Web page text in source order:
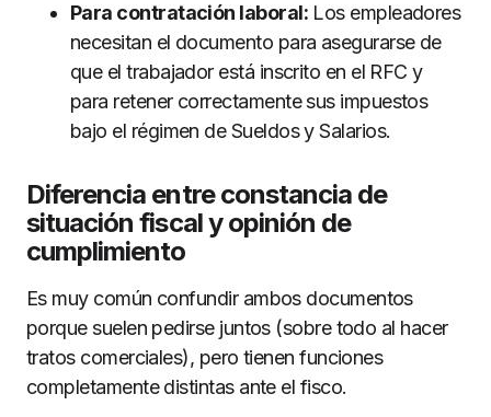
Para contratación laboral:Los empleadores
necesitan el documento para asegurarse de
que el trabajador está inscrito en el RFC y
para retener correctamente sus impuestos
bajo el régimen de Sueldos y Salarios.
Diferencia entre constancia de
situación fiscal y opinión de
cumplimiento
Es muy común confundir ambos documentos
porque suelen pedirse juntos (sobre todo al hacer
tratos comerciales), pero tienen funciones
completamente distintas ante el fisco.